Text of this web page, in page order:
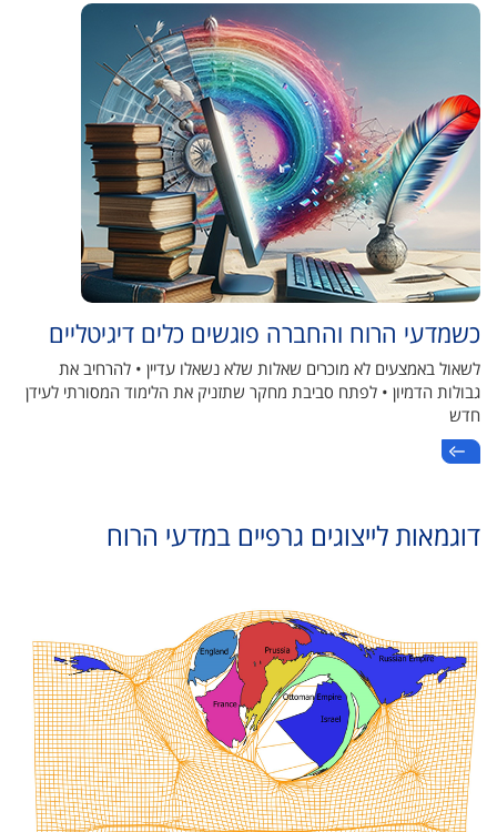
כשמדעי הרוח והחברה פוגשים כלים דיגיטליים
לשאול באמצעים לא מוכרים שאלות שלא נשאלו עדיין • להרחיב את
גבולות הדמיון • לפתח סביבת מחקר שתזניק את הלימוד המסורתי לעידן
חדש
דוגמאות לייצוגים גרפיים במדעי הרוח